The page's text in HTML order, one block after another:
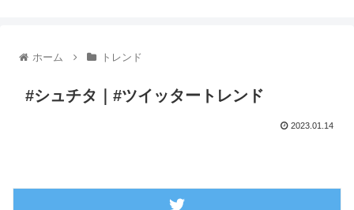
ホーム トレンド
#シュチタ｜#ツイッタートレンド
2023.01.14